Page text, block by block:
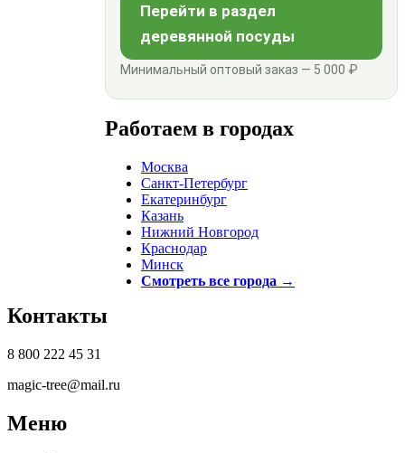
Перейти в раздел
деревянной посуды
Минимальный оптовый заказ — 5 000 ₽
Работаем в городах
Москва
Санкт-Петербург
Екатеринбург
Казань
Нижний Новгород
Краснодар
Минск
Смотреть все города →
Контакты
8 800 222 45 31
magic-tree@mail.ru
Меню